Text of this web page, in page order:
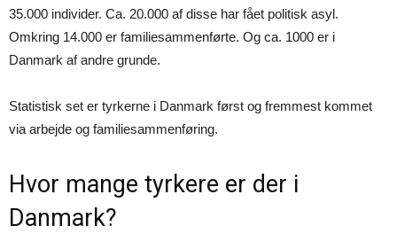
35.000 individer. Ca. 20.000 af disse har fået politisk asyl.
Omkring 14.000 er familiesammenførte. Og ca. 1000 er i
Danmark af andre grunde.
Statistisk set er tyrkerne i Danmark først og fremmest kommet
via arbejde og familiesammenføring.
Hvor mange tyrkere er der i
Danmark?